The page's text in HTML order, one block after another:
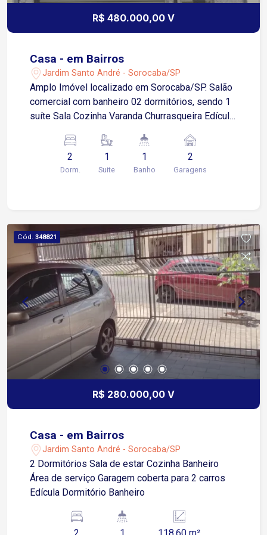
R$ 480.000,00 V
Casa - em Bairros
Jardim Santo André - Sorocaba/SP
Amplo Imóvel localizado em Sorocaba/SP. Salão
comercial com banheiro 02 dormitórios, sendo 1
suíte Sala Cozinha Varanda Churrasqueira Edícula
Proposta.
2
Dorm.
1
Suite
1
Banho
2
Garagens
Cód. 348821
R$ 280.000,00 V
Casa - em Bairros
Jardim Santo André - Sorocaba/SP
2 Dormitórios Sala de estar Cozinha Banheiro
Área de serviço Garagem coberta para 2 carros
Edícula Dormitório Banheiro